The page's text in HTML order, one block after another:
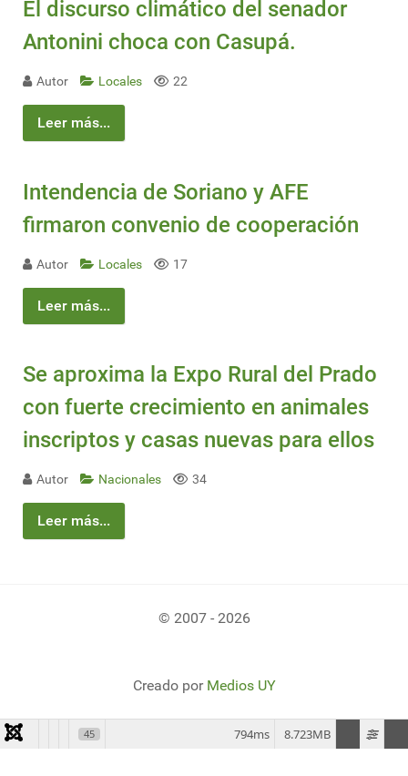
El discurso climático del senador
Antonini choca con Casupá.
Autor Locales 22
Leer más...
Intendencia de Soriano y AFE
firmaron convenio de cooperación
Autor Locales 17
Leer más...
Se aproxima la Expo Rural del Prado
con fuerte crecimiento en animales
inscriptos y casas nuevas para ellos
Autor Nacionales 34
Leer más...
© 2007 - 2026
Creado por Medios UY
45 8.723MB
794ms